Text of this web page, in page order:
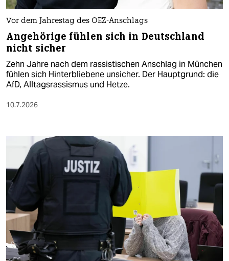
Vor dem Jahrestag des OEZ-Anschlags
Angehörige fühlen sich in Deutschland
nicht sicher
Zehn Jahre nach dem rassistischen Anschlag in München
fühlen sich Hinterbliebene unsicher. Der Hauptgrund: die
AfD, Alltagsrassismus und Hetze.
10.7.2026